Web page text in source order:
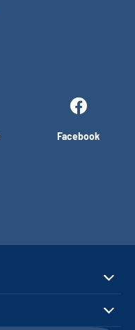
Facebook